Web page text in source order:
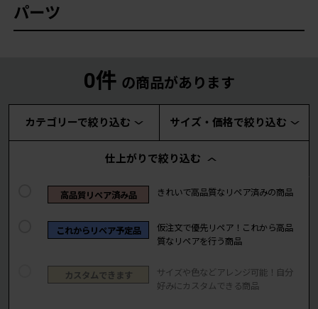
パーツ
0件 の商品があります
カテゴリーで絞り込む サイズ・価格で絞り込む
仕上がりで絞り込む
高品質リペア済み品 きれいで高品質なリペア済みの商品
これからリペア予定品
仮注文で優先リペア！これから高品
質なリペアを行う商品
カスタムできます
サイズや色などアレンジ可能！自分
好みにカスタムできる商品